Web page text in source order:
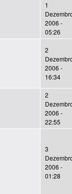
1
2006 -
05:26
2
2006 -
16:34
2
2006 -
22:55
3
2006 -
01:28